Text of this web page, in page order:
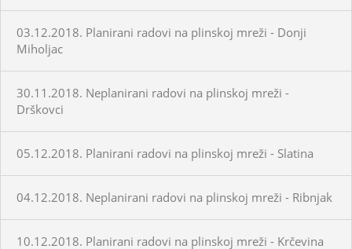
03.12.2018. Planirani radovi na plinskoj mreži - Donji
Miholjac
30.11.2018. Neplanirani radovi na plinskoj mreži -
Drškovci
05.12.2018. Planirani radovi na plinskoj mreži - Slatina
04.12.2018. Neplanirani radovi na plinskoj mreži - Ribnjak
10.12.2018. Planirani radovi na plinskoj mreži - Krčevina